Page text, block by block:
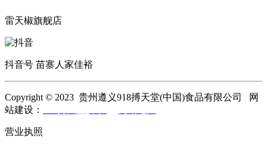
雷天椒旗舰店
抖音号 苗寨人家佳裕
Copyright © 2023 贵州遵义918搏天堂(中国)食品有限公司 网
站建设：
营业执照